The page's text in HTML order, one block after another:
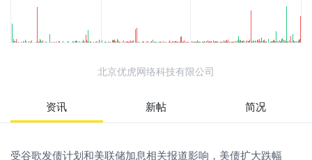
北京优虎网络科技有限公司
资讯 新帖 简况
受谷歌发债计划和美联储加息相关报道影响，美债扩大跌幅